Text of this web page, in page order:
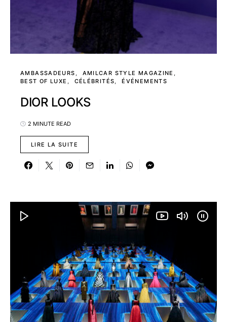
AMBASSADEURS
AMILCAR STYLE MAGAZINE
BEST OF LUXE
CÉLÉBRITÉS ÉVÉNEMENTS
DIOR LOOKS
2 MINUTE READ
LIRE LA SUITE